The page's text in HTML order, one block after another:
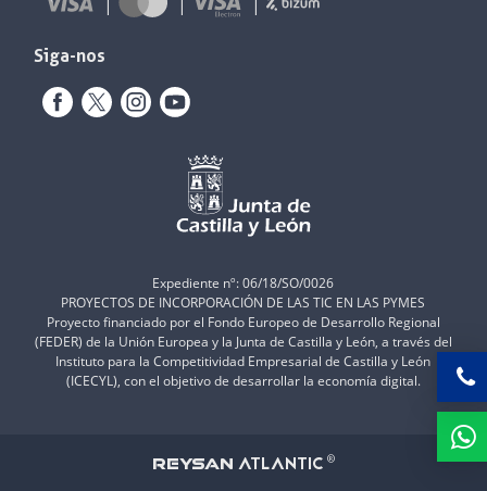
Siga-nos
Expediente nº: 06/18/SO/0026
PROYECTOS DE INCORPORACIÓN DE LAS TIC EN LAS PYMES
Proyecto financiado por el Fondo Europeo de Desarrollo Regional
(FEDER) de la Unión Europea y la Junta de Castilla y León, a través del
Instituto para la Competitividad Empresarial de Castilla y León
(ICECYL), con el objetivo de desarrollar la economía digital.
REYSAN ATLANTIC ®